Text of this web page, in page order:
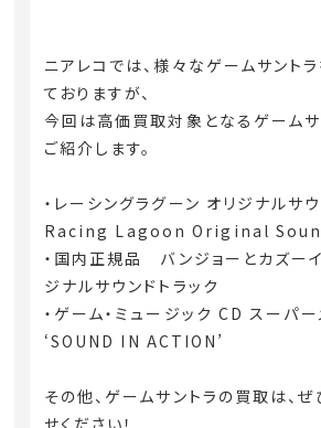
ニアレコでは、様々なゲームサント
ておりますが、
今回は高価買取対象となるゲーム
ご紹介します。
・レーシングラグーン オリジナルサ
Racing Lagoon Original
・国内正規品 バンジョーとカズー
ジナルサウンドトラック
・ゲーム・ミュージック CD スーパー
‘SOUND IN ACTION’
その他、ゲームサントラの買取は、
せください！